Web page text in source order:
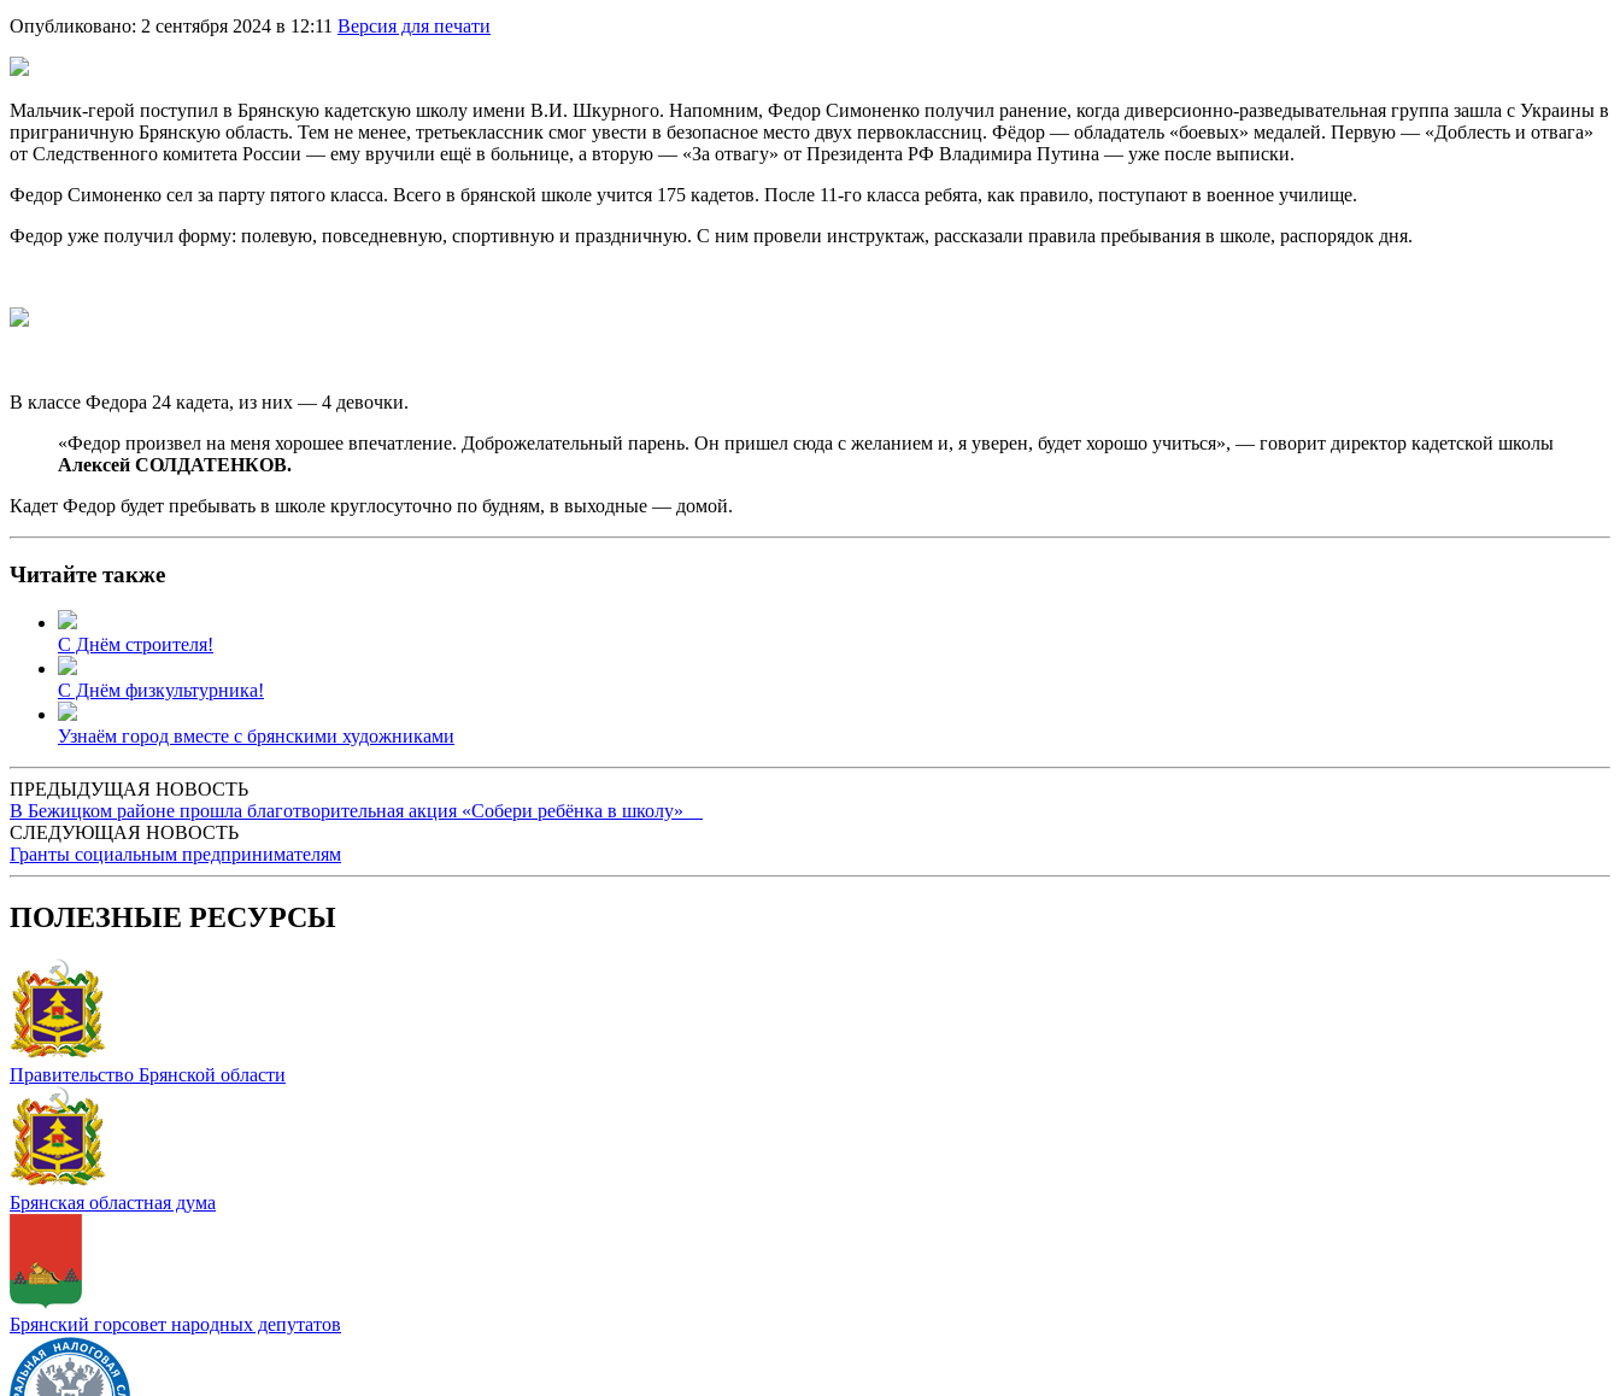
Опубликовано: 2 сентября 2024 в 12:11 Версия для печати
Мальчик-герой поступил в Брянскую кадетскую школу имени В.И. Шкурного. Напомним, Федор Симоненко получил ранение, когда диверсионно-разведывательная группа зашла с Украины в
приграничную Брянскую область. Тем не менее, третьеклассник смог увести в безопасное место двух первоклассниц. Фёдор — обладатель «боевых» медалей. Первую — «Доблесть и отвага»
от Следственного комитета России — ему вручили ещё в больнице, а вторую — «За отвагу» от Президента РФ Владимира Путина — уже после выписки.
Федор Симоненко сел за парту пятого класса. Всего в брянской школе учится 175 кадетов. После 11-го класса ребята, как правило, поступают в военное училище.
Федор уже получил форму: полевую, повседневную, спортивную и праздничную. С ним провели инструктаж, рассказали правила пребывания в школе, распорядок дня.
В классе Федора 24 кадета, из них — 4 девочки.
«Федор произвел на меня хорошее впечатление. Доброжелательный парень. Он пришел сюда с желанием и, я уверен, будет хорошо учиться», — говорит директор кадетской школы
Алексей СОЛДАТЕНКОВ.
Кадет Федор будет пребывать в школе круглосуточно по будням, в выходные — домой.
Читайте также
С Днём строителя!
С Днём физкультурника!
Узнаём город вместе с брянскими художниками
ПРЕДЫДУЩАЯ НОВОСТЬ
В Бежицком районе прошла благотворительная акция «Собери ребёнка в школу»
СЛЕДУЮЩАЯ НОВОСТЬ
Гранты социальным предпринимателям
ПОЛЕЗНЫЕ РЕСУРСЫ
Правительство Брянской области
Брянская областная дума
Брянский горсовет народных депутатов